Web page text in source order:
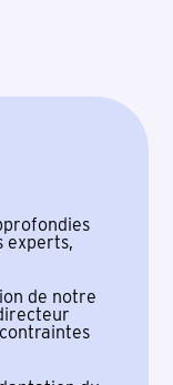
experts,
de notre